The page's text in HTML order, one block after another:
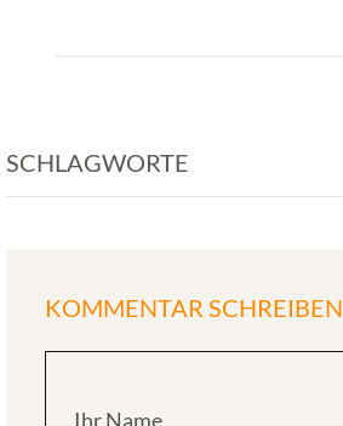
SCHLAGWORTE
KOMMENTAR SCHREIBEN
Ihr Name